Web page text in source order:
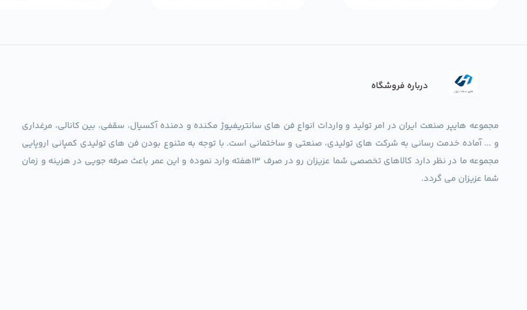
درباره فروشگاه
مجموعه هایپر صنعت ایران در امر تولید و واردات انواع فن های سانتریفیوژ مکنده و دمنده آکسیال، سقفی، بین کانالی، مرغداری
و ... آماده خدمت رسانی به شرکت های تولیدی، صنعتی و ساختمانی است. با توجه به متنوع بودن فن های تولیدی کمپانی اروپایی
مجموعه ما در نظر دارد کالاهای تخصصی شما عزیزان رو در صرف 13هفته وارد نموده و این عمر باعث صرفه جویی در هزینه و زمان
شما عزیزان می گردد.